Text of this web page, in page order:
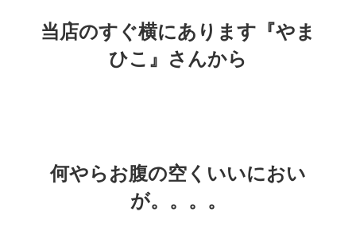
当店のすぐ横にあります『やま
ひこ』さんから
何やらお腹の空くいいにおい
が。。。。